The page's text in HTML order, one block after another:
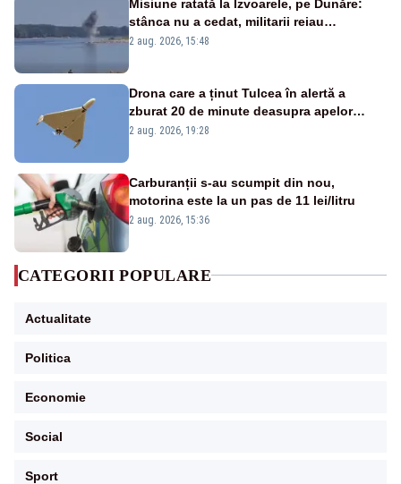
Misiune ratată la Izvoarele, pe Dunăre:
stânca nu a cedat, militarii reiau
detonările luni – VIDEO
2 aug. 2026, 15:48
Drona care a ținut Tulcea în alertă a
zburat 20 de minute deasupra apelor
României. Au fost ridicate două F-16
2 aug. 2026, 19:28
Carburanții s-au scumpit din nou,
motorina este la un pas de 11 lei/litru
2 aug. 2026, 15:36
CATEGORII POPULARE
Actualitate
Politica
Economie
Social
Sport